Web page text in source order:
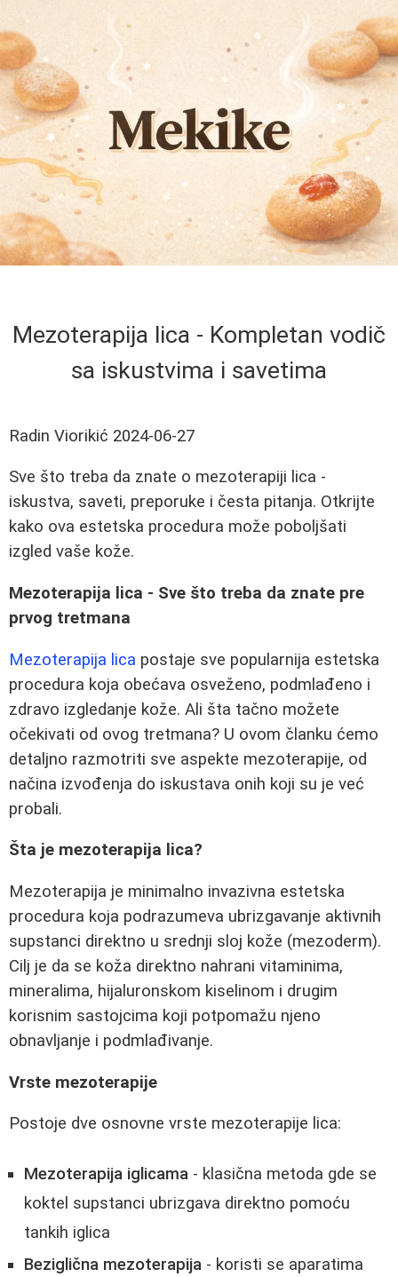
Mezoterapija lica - Kompletan vodič
sa iskustvima i savetima
Radin Viorikić 2024-06-27
Sve što treba da znate o mezoterapiji lica -
iskustva, saveti, preporuke i česta pitanja. Otkrijte
kako ova estetska procedura može poboljšati
izgled vaše kože.
Mezoterapija lica - Sve što treba da znate pre
prvog tretmana
Mezoterapija lica postaje sve popularnija estetska
procedura koja obećava osveženo, podmlađeno i
zdravo izgledanje kože. Ali šta tačno možete
očekivati od ovog tretmana? U ovom članku ćemo
detaljno razmotriti sve aspekte mezoterapije, od
načina izvođenja do iskustava onih koji su je već
probali.
Šta je mezoterapija lica?
Mezoterapija je minimalno invazivna estetska
procedura koja podrazumeva ubrizgavanje aktivnih
supstanci direktno u srednji sloj kože (mezoderm).
Cilj je da se koža direktno nahrani vitaminima,
mineralima, hijaluronskom kiselinom i drugim
korisnim sastojcima koji potpomažu njeno
obnavljanje i podmlađivanje.
Vrste mezoterapije
Postoje dve osnovne vrste mezoterapije lica:
Mezoterapija iglicama - klasična metoda gde se
koktel supstanci ubrizgava direktno pomoću
tankih iglica
Beziglična mezoterapija - koristi se aparatima